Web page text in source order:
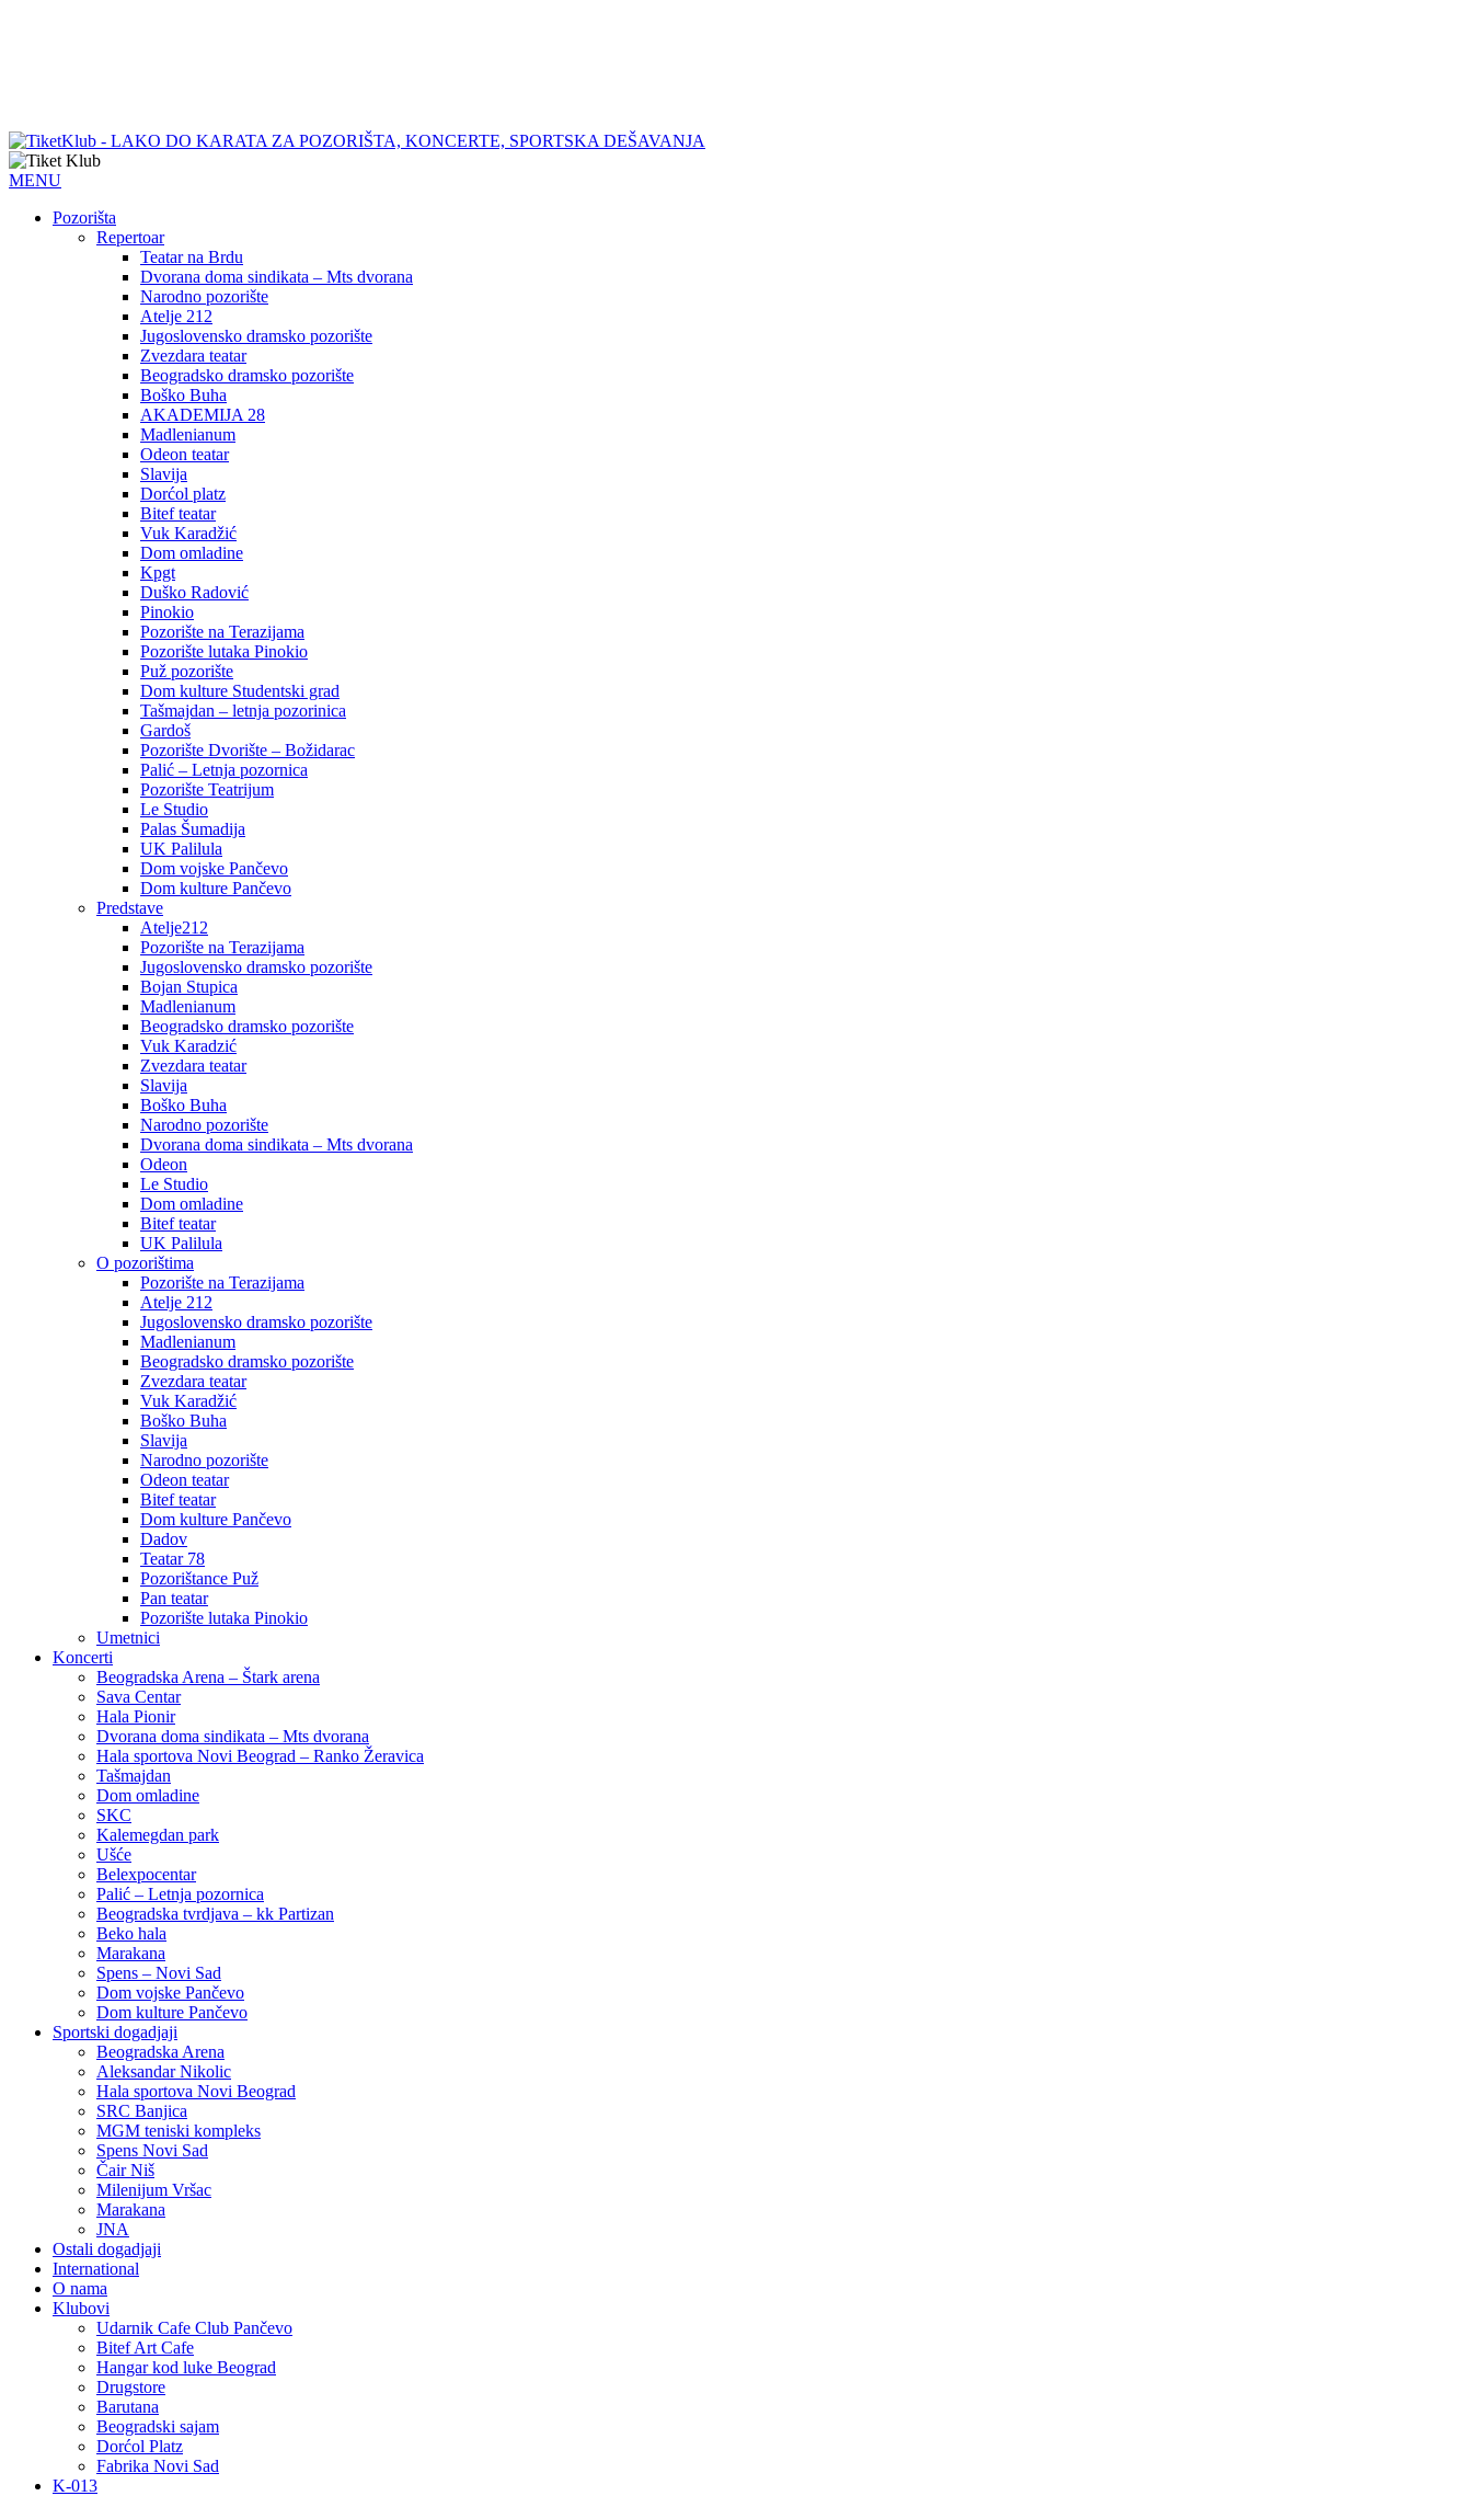
MENU
Pozorišta
Repertoar
Teatar na Brdu
Dvorana doma sindikata – Mts dvorana
Narodno pozorište
Atelje 212
Jugoslovensko dramsko pozorište
Zvezdara teatar
Beogradsko dramsko pozorište
Boško Buha
AKADEMIJA 28
Madlenianum
Odeon teatar
Slavija
Dorćol platz
Bitef teatar
Vuk Karadžić
Dom omladine
Kpgt
Duško Radović
Pinokio
Pozorište na Terazijama
Pozorište lutaka Pinokio
Puž pozorište
Dom kulture Studentski grad
Tašmajdan – letnja pozorinica
Gardoš
Pozorište Dvorište – Božidarac
Palić – Letnja pozornica
Pozorište Teatrijum
Le Studio
Palas Šumadija
UK Palilula
Dom vojske Pančevo
Dom kulture Pančevo
Predstave
Atelje212
Pozorište na Terazijama
Jugoslovensko dramsko pozorište
Bojan Stupica
Madlenianum
Beogradsko dramsko pozorište
Vuk Karadzić
Zvezdara teatar
Slavija
Boško Buha
Narodno pozorište
Dvorana doma sindikata – Mts dvorana
Odeon
Le Studio
Dom omladine
Bitef teatar
UK Palilula
O pozorištima
Pozorište na Terazijama
Atelje 212
Jugoslovensko dramsko pozorište
Madlenianum
Beogradsko dramsko pozorište
Zvezdara teatar
Vuk Karadžić
Boško Buha
Slavija
Narodno pozorište
Odeon teatar
Bitef teatar
Dom kulture Pančevo
Dadov
Teatar 78
Pozorištance Puž
Pan teatar
Pozorište lutaka Pinokio
Umetnici
Koncerti
Beogradska Arena – Štark arena
Sava Centar
Hala Pionir
Dvorana doma sindikata – Mts dvorana
Hala sportova Novi Beograd – Ranko Žeravica
Tašmajdan
Dom omladine
SKC
Kalemegdan park
Ušće
Belexpocentar
Palić – Letnja pozornica
Beogradska tvrdjava – kk Partizan
Beko hala
Marakana
Spens – Novi Sad
Dom vojske Pančevo
Dom kulture Pančevo
Sportski dogadjaji
Beogradska Arena
Aleksandar Nikolic
Hala sportova Novi Beograd
SRC Banjica
MGM teniski kompleks
Spens Novi Sad
Čair Niš
Milenijum Vršac
Marakana
JNA
Ostali dogadjaji
International
O nama
Klubovi
Udarnik Cafe Club Pančevo
Bitef Art Cafe
Hangar kod luke Beograd
Drugstore
Barutana
Beogradski sajam
Dorćol Platz
Fabrika Novi Sad
K-013